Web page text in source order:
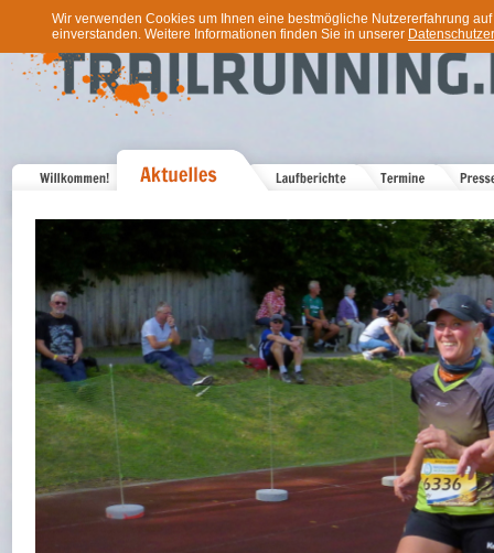
Wir verwenden Cookies um Ihnen eine bestmögliche Nutzererfahrung
einverstanden. Weitere Informationen finden Sie in unserer